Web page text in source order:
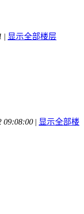
| 显示全部楼层
09:08:00 | 显示全部楼